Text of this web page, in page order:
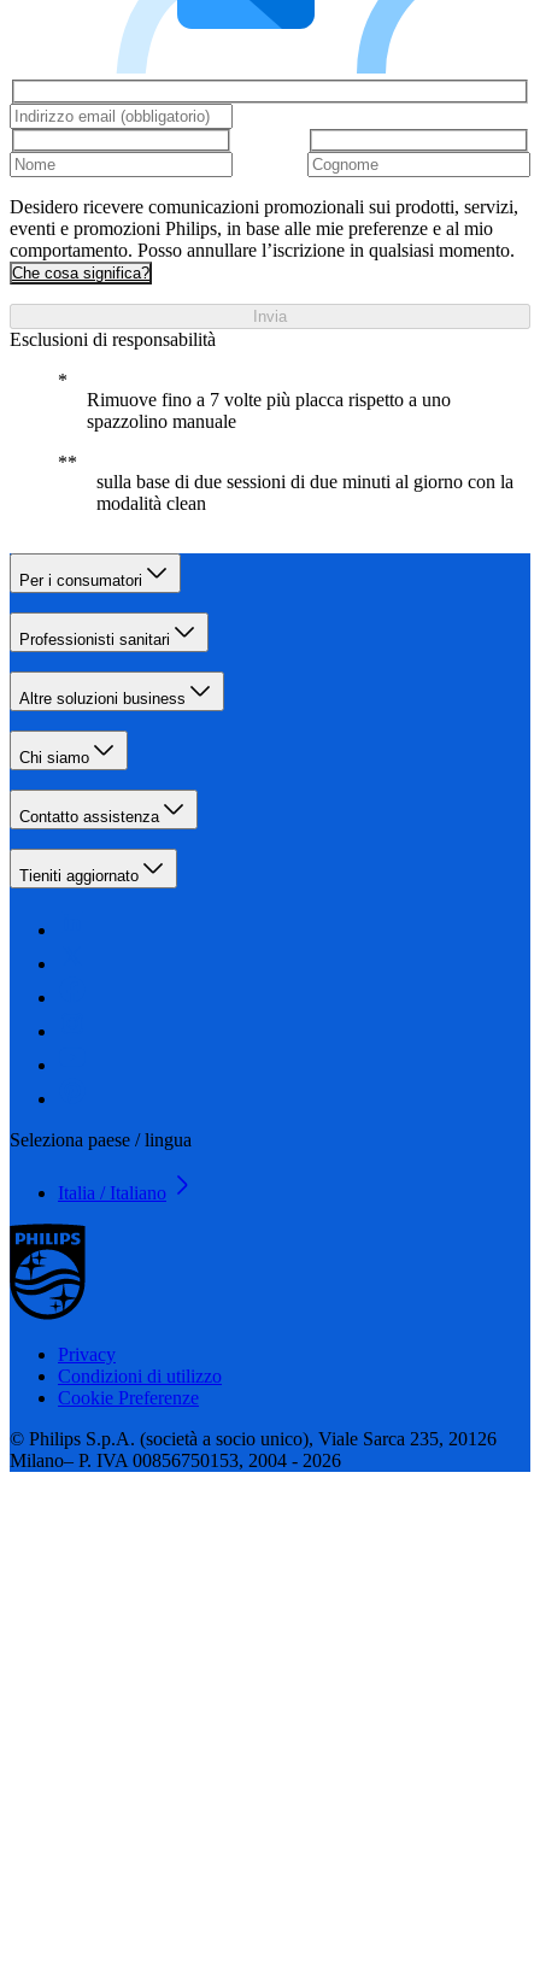
Desidero ricevere comunicazioni promozionali sui prodotti, servizi,
eventi e promozioni Philips, in base alle mie preferenze e al mio
comportamento. Posso annullare l’iscrizione in qualsiasi momento.
Che cosa significa?
Invia
Esclusioni di responsabilità
Rimuove fino a 7 volte più placca rispetto a uno
spazzolino manuale
sulla base di due sessioni di due minuti al giorno con la
modalità clean
Per i consumatori
Professionisti sanitari
Altre soluzioni business
Chi siamo
Contatto assistenza
Tieniti aggiornato
Seleziona paese / lingua
Italia / Italiano
Privacy
Condizioni di utilizzo
Cookie Preferenze
© Philips S.p.A. (società a socio unico), Viale Sarca 235, 20126
Milano– P. IVA 00856750153, 2004 - 2026